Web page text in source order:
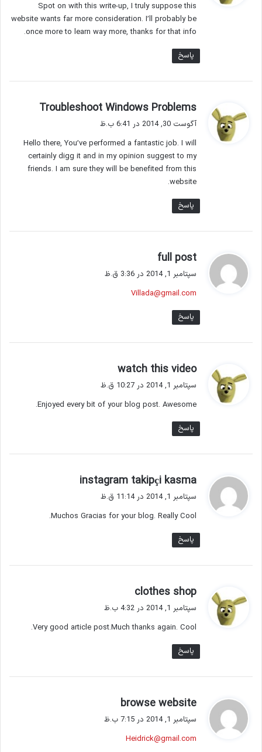
:
Spot on with this write-up, I truly suppose this
website wants far more consideration. I’ll probably be
once more to learn way more, thanks for that info.
پاسخ
Troubleshoot Windows Problems
:
آگوست 30, 2014 در 6:41 ب.ظ
Hello there, You’ve performed a fantastic job. I will
certainly digg it and in my opinion suggest to my
friends. I am sure they will be benefited from this
website.
پاسخ
full post
ف
:
سپتامبر 1, 2014 در 3:36 ق.ظ
Villada@gmail.com
پاسخ
watch this video
ف
:
سپتامبر 1, 2014 در 10:27 ق.ظ
Enjoyed every bit of your blog post. Awesome.
پاسخ
instagram takipçi kasma
سپتامبر 1, 2014 در 11:14 ق.ظ
Muchos Gracias for your blog. Really Cool.
پاسخ
clothes shop
ف
:
سپتامبر 1, 2014 در 4:32 ب.ظ
Very good article post.Much thanks again. Cool.
پاسخ
browse website
سپتامبر 1, 2014 در 7:15 ب.ظ
Heidrick@gmail.com